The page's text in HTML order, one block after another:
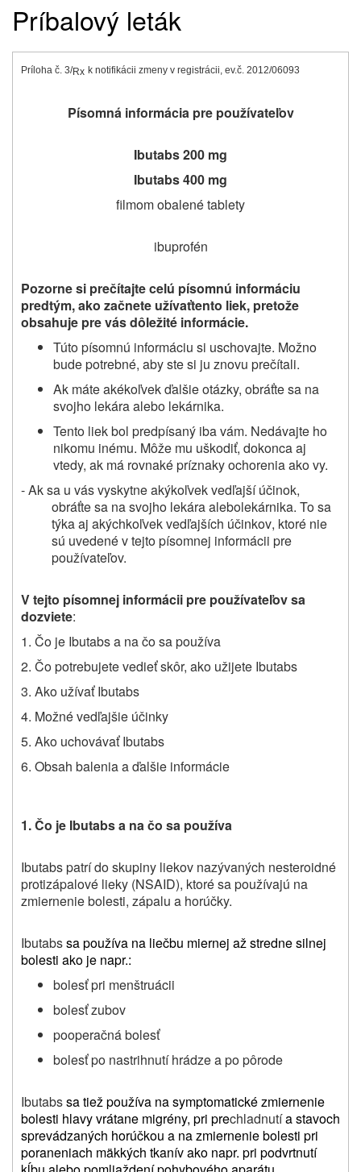
Príbalový leták
Príloha č. 3/Rx k notifikácii zmeny v registrácii, ev.č. 2012/06093
Písomná informácia pre používateľov
Ibutabs 200 mg
Ibutabs 400 mg
filmom obalené tablety
ibuprofén
Pozorne si prečítajte celú písomnú informáciu
predtým, ako začnete užívaťtento liek, pretože
obsahuje pre vás dôležité informácie.
Túto písomnú informáciu si uschovajte. Možno
bude potrebné, aby ste si ju znovu prečítali.
Ak máte akékoľvek ďalšie otázky, obráťte sa na
svojho lekáraalebo lekárnika.
Tento liek bol predpísaný iba vám. Nedávajte ho
nikomu inému. Môže mu uškodiť, dokonca aj
vtedy, ak má rovnaké príznakyochoreniaako vy.
- Aksa u vás vyskytneakýkoľvek vedľajší účinok,
obráťte sa na svojho lekáraalebolekárnika. To sa
týka aj akýchkoľvek vedľajších účinkov, ktoré nie
sú uvedené v tejto písomnej informácii pre
používateľov.
V tejto písomnej informácii pre používateľov sa
dozviete:
1. Čo je Ibutabs a na čo sa používa
2. Čo potrebujete vedieť skôr, ako užijete Ibutabs
3. Ako užívať Ibutabs
4. Možné vedľajšie účinky
5. Ako uchovávať Ibutabs
6. Obsah balenia a ďalšie informácie
1.Čo je Ibutabsa na čo sa používa
Ibutabs patrí do skupiny liekov nazývaných nesteroidné
protizápalové lieky (NSAID), ktoré sa používajú na
zmiernenie bolesti, zápalu a horúčky.
Ibutabssa používa na liečbu miernej až stredne silnej
bolesti ako je napr.:
bolesť pri menštruácii
bolesť zubov
pooperačná bolesť
bolesť po nastrihnutí hrádze a po pôrode
Ibutabssa tiež používa na symptomatické zmiernenie
bolesti hlavy vrátane migrény, pri prechladnutía stavoch
sprevádzaných horúčkou a na zmiernenie bolesti pri
poraneniach mäkkých tkanív ako napr. pri podvrtnutí